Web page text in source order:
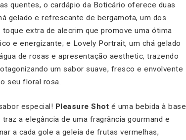
quentes, o cardápio da Boticário oferece duas
gelado e refrescante de bergamota, um dos
extra de alecrim que promove uma ótima
e energizante; e Lovely Portrait, um chá gelado
de rosas e apresentação aesthetic, trazendo
um sabor suave, fresco e envolvente
seu floral rosa.
especial! Pleasure Shot é uma bebida à base
a elegância de uma fragrância gourmand e
a cada gole a geleia de frutas vermelhas,